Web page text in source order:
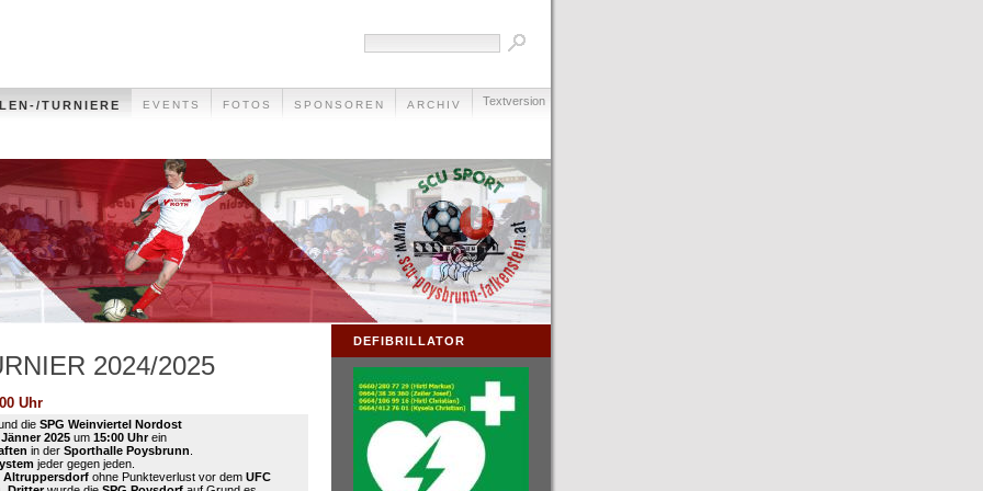
Textversion
TURNIERE EVENTS FOTOS SPONSOREN ARCHIV
2024/2025
Uhr
die SPG Weinviertel Nordost
2025 um 15:00 Uhrein
in der Sporthalle Poysbrunn
jeder gegen jeden.
Altruppersdorf ohne Punkteverlust vor dem UFC
DEFIBRILLATOR